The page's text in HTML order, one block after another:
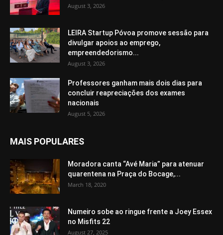
August 3, 2026
LEIRA Startup Póvoa promove sessão para
divulgar apoios ao emprego,
empreendedorismo...
August 3, 2026
Professores ganham mais dois dias para
concluir reapreciações dos exames
nacionais
August 5, 2026
MAIS POPULARES
Moradora canta “Avé Maria” para atenuar
quarentena na Praça do Bocage,...
March 18, 2020
Numeiro sobe ao ringue frente a Joey Essex
no Misfits 22
August 27, 2025